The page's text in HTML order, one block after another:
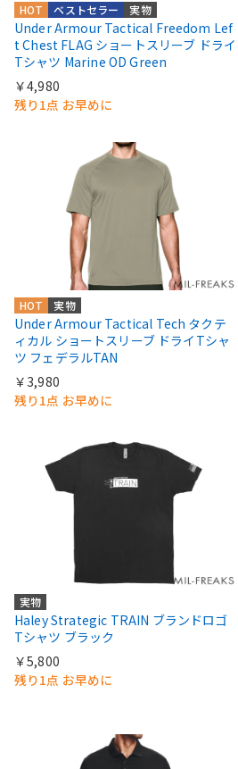
HOT 実物
ベストセラー
Under Armour Tactical Freedom Lef
t Chest FLAG ショートスリーブ ドライ
Tシャツ Marine OD Green
￥4,980
残り1点 お早めに
HOT 実物
Under Armour Tactical Tech タクテ
ィカル ショートスリーブ ドライTシャ
ツ フェデラルTAN
￥3,980
残り1点 お早めに
実物
Haley Strategic TRAIN ブランドロゴ
Tシャツ ブラック
￥5,800
残り1点 お早めに